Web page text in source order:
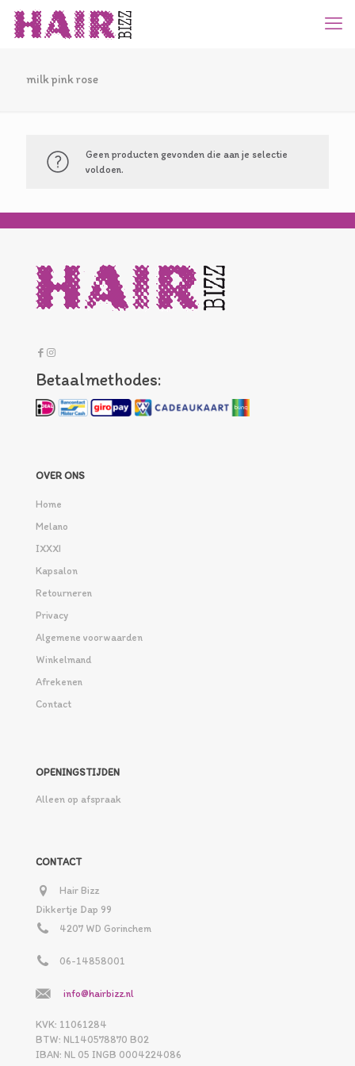
milk pink rose
Geen producten gevonden die aan je selectie
voldoen.
Betaalmethodes:
OVER ONS
Home
Melano
IXXXI
Kapsalon
Retourneren
Privacy
Algemene voorwaarden
Winkelmand
Afrekenen
Contact
OPENINGSTIJDEN
Alleen op afspraak
CONTACT
Hair Bizz
Dikkertje Dap 99
4207 WD Gorinchem
06-14858001
info@hairbizz.nl
KVK: 11061284
BTW: NL140578870 B02
IBAN: NL 05 INGB 0004224086